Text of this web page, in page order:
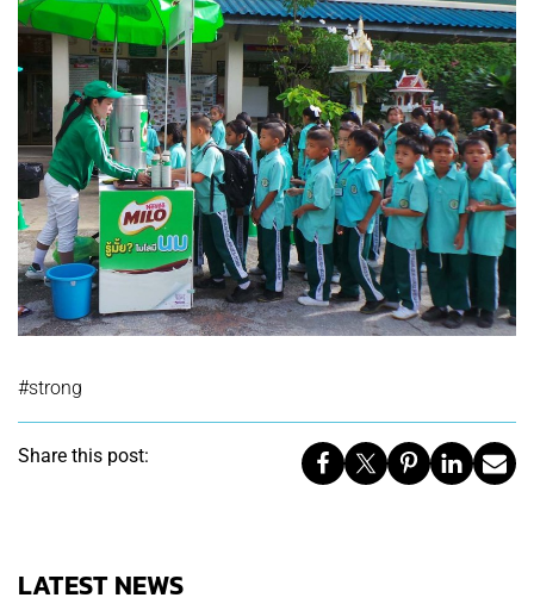
#strong
Share this post:
LATEST NEWS